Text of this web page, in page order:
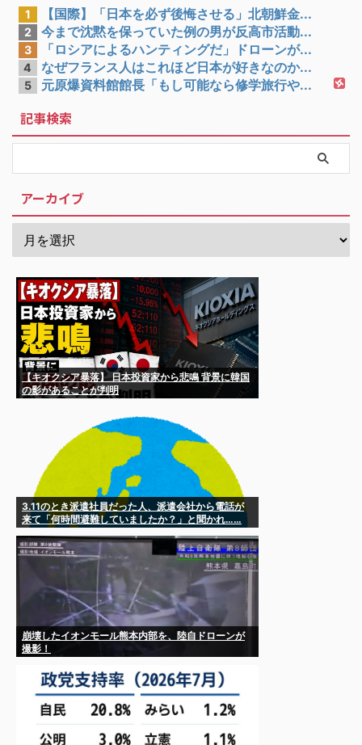
1 【国際】「日本を必ず後悔させる」北朝鮮金...
2 今まで沈黙を保っていた例の男が反高市活動...
3 「ロシアによるハンティングだ」ドローンが...
4 なぜフランス人はこれほど日本が好きなのか...
5 元原爆資料館館長「もし可能なら修学旅行や...
記事検索
アーカイブ
【キオクシア暴落】 日本投資家から悲鳴 背景に韓国
の影があることが判明
3.11のとき派遣社員だった人、派遣会社から電話が
来て「何時間避難していましたか？」と聞かれ……
崩壊したイオンモール熊本内部を、陸自ドローンが
撮影！